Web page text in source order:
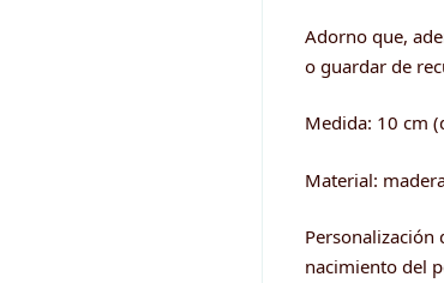
Adorno que,
o guardar de
Medida: 10 cm
Material:
Personalización
nacimiento del